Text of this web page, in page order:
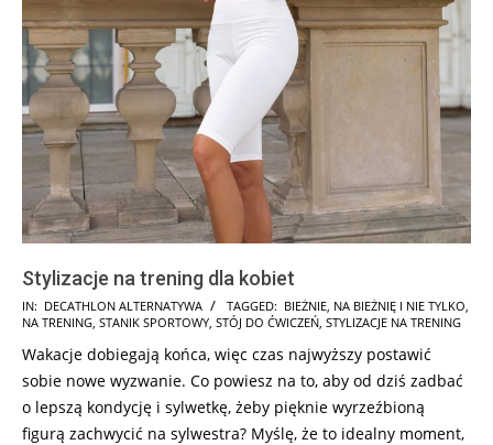
Stylizacje na trening dla kobiet
2025-
12-
01
IN: DECATHLON ALTERNATYWA TAGGED: BIEŻNIE NA BIEŻNIĘ I NIE TYLKO
NA TRENING STANIK SPORTOWY STÓJ DO ĆWICZEŃ STYLIZACJE NA TRENING
Wakacje dobiegają końca, więc czas najwyższy postawić
sobie nowe wyzwanie. Co powiesz na to, aby od dziś zadbać
o lepszą kondycję i sylwetkę, żeby pięknie wyrzeźbioną
figurą zachwycić na sylwestra? Myślę, że to idealny moment,